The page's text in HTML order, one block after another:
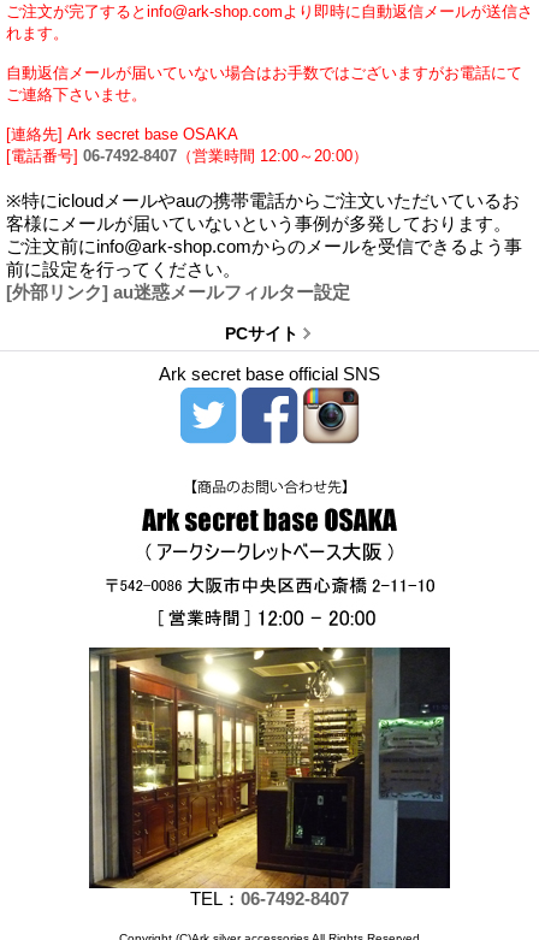
ご注文が完了するとinfo@ark-shop.comより即時に自動返信メールが送信さ
れます。
自動返信メールが届いていない場合はお手数ではございますがお電話にて
ご連絡下さいませ。
[連絡先] Ark secret base OSAKA
[電話番号] 06-7492-8407 （営業時間 12:00～20:00）
※特にicloudメールやauの携帯電話からご注文いただいているお
客様にメールが届いていないという事例が多発しております。
ご注文前にinfo@ark-shop.comからのメールを受信できるよう事
前に設定を行ってください。
[外部リンク] au迷惑メールフィルター設定
PCサイト
Ark secret base official SNS
TEL： 06-7492-8407